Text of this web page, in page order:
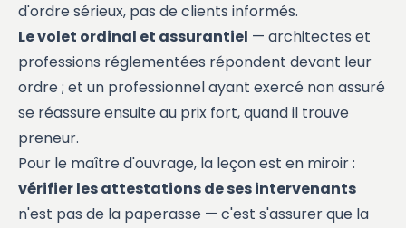
d'ordre sérieux, pas de clients informés.
Le volet ordinal et assurantiel — architectes et
professions réglementées répondent devant leur
ordre ; et un professionnel ayant exercé non assuré
se réassure ensuite au prix fort, quand il trouve
preneur.
Pour le maître d'ouvrage, la leçon est en miroir :
vérifier les attestations de ses intervenants
n'est pas de la paperasse — c'est s'assurer que la